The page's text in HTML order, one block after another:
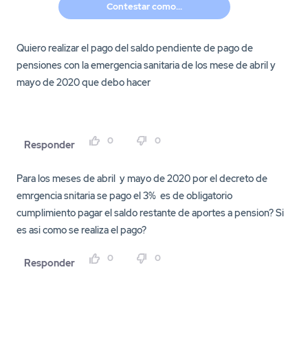
Contestar como...
Quiero realizar el pago del saldo pendiente de pago de
pensiones con la emergencia sanitaria de los mese de abril y
mayo de 2020 que debo hacer
Responder 0 0
Para los meses de abril y mayo de 2020 por el decreto de
emrgencia snitaria se pago el 3% es de obligatorio
cumplimiento pagar el saldo restante de aportes a pension? Si
es asi como se realiza el pago?
Responder 0 0